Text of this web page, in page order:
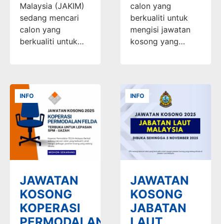
Malaysia (JAKIM)
sedang mencari
calon yang
berkualiti untuk…
calon yang
berkualiti untuk
mengisi jawatan
kosong yang…
INFO
JAWATAN
KOSONG
KOPERASI
INFO
JAWATAN
KOSONG
JABATAN